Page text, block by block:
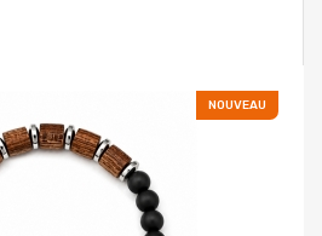
NOUVEAU